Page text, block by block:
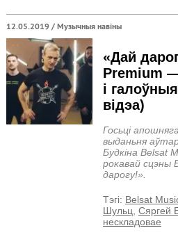
12.05.2019 /Музычныя навіны
«Дай
Premium
і
відэа)
Госьці
выданьня
Будкіна Belsat
рокавай сцэны
дарогу!».
Тэгi: Belsat
Шульц, Сяргей
нескладовае